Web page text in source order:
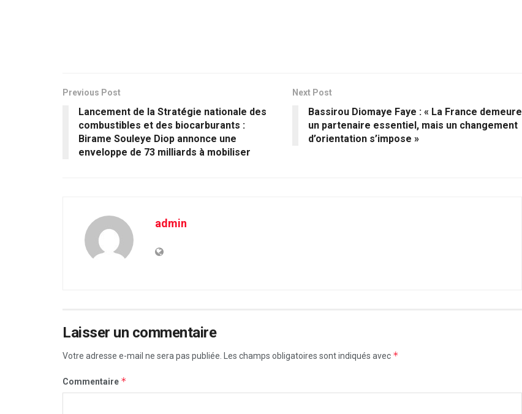
Previous Post
Lancement de la Stratégie nationale des
combustibles et des biocarburants :
Birame Souleye Diop annonce une
enveloppe de 73 milliards à mobiliser
Next Post
Bassirou Diomaye Faye : « La France demeure
un partenaire essentiel, mais un changement
d’orientation s’impose »
admin
Laisser un commentaire
Votre adresse e-mail ne sera pas publiée. Les champs obligatoires sont indiqués avec *
Commentaire *